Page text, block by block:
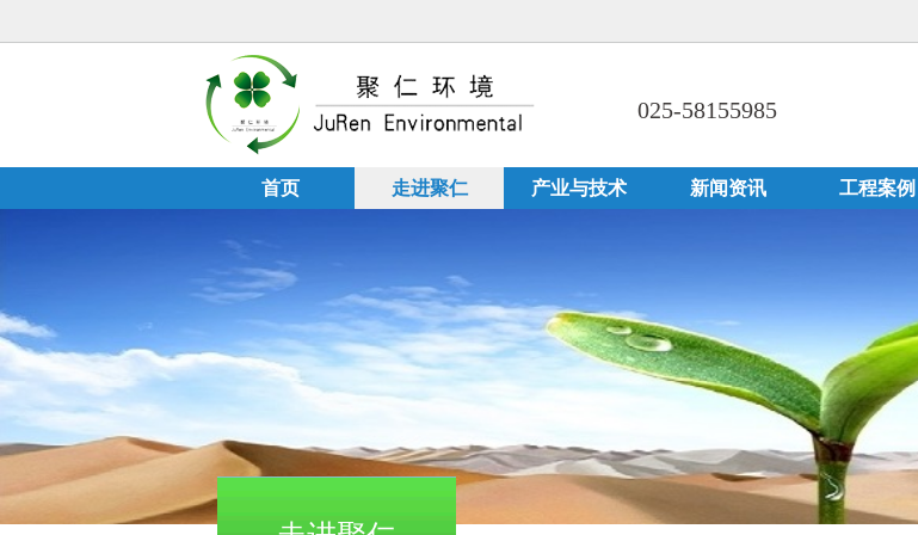
025-58155985
首页 走进聚仁 产业与技术 新闻资讯 工程案例